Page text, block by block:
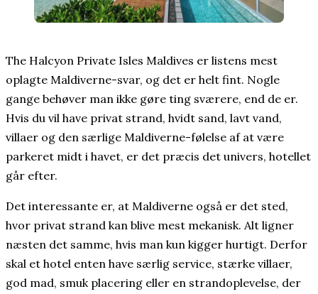
The Halcyon Private Isles Maldives er listens mest
oplagte Maldiverne-svar, og det er helt fint. Nogle
gange behøver man ikke gøre ting sværere, end de er.
Hvis du vil have privat strand, hvidt sand, lavt vand,
villaer og den særlige Maldiverne-følelse af at være
parkeret midt i havet, er det præcis det univers, hotellet
går efter.
Det interessante er, at Maldiverne også er det sted,
hvor privat strand kan blive mest mekanisk. Alt ligner
næsten det samme, hvis man kun kigger hurtigt. Derfor
skal et hotel enten have særlig service, stærke villaer,
god mad, smuk placering eller en strandoplevelse, der